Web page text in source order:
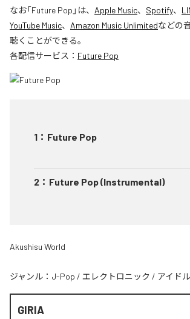
なお「Future Pop 」は、 Apple Music、 Spotify、
YouTube Music、 Amazon Music Unlimitedなどの
聴くことができる。
各配信サービス： Future Pop
1 ： Future Pop
2 ： Future Pop (Instrumental)
Akushisu World
ジャンル： J-Pop / エレクトロニック / アイド
GIRIA